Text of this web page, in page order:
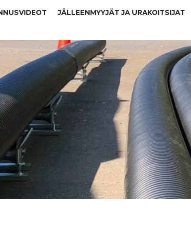
JÄLLEENMYYJÄT JA URAKOITSIJAT